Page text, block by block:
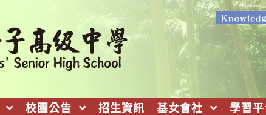
校園公告 招生資訊 基女會社 學習平